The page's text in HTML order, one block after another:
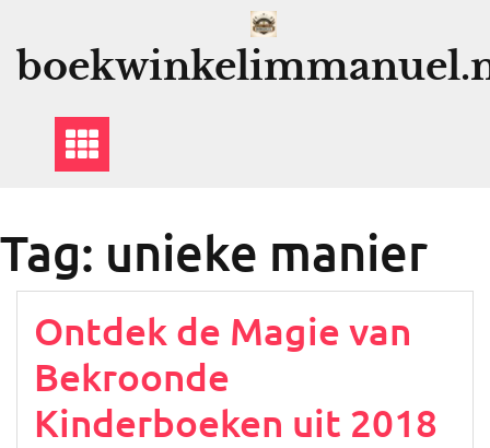
Tag: unieke manier
Ontdek de Magie van
Bekroonde
Kinderboeken uit 2018